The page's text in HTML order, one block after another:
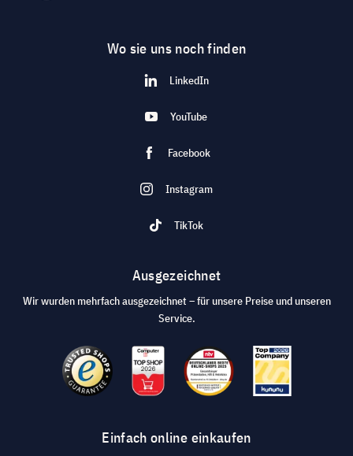
Wo sie uns noch finden
LinkedIn
YouTube
Facebook
Instagram
TikTok
Ausgezeichnet
Wir wurden mehrfach ausgezeichnet – für unsere Preise und unseren
Service.
Einfach online einkaufen